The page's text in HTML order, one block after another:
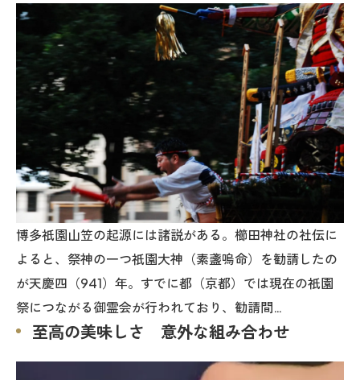
博多祇園山笠の起源には諸説がある。櫛田神社の社伝に
よると、祭神の一つ祇園大神（素盞嗚命）を勧請したの
が天慶四（941）年。すでに都（京都）では現在の祇園
祭につながる御霊会が行われており、勧請間…
至高の美味しさ 意外な組み合わせ